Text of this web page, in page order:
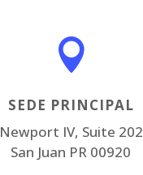

SEDE PRINCIPAL
Newport IV, Suite 202
San Juan PR 00920